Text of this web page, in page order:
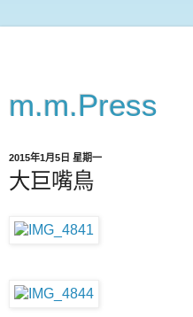
m.m.Press
2015年1月5日 星期一
大巨嘴鳥